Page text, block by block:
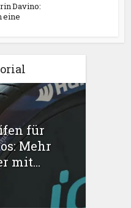
Davino:
eine
für
Mehr
mit...